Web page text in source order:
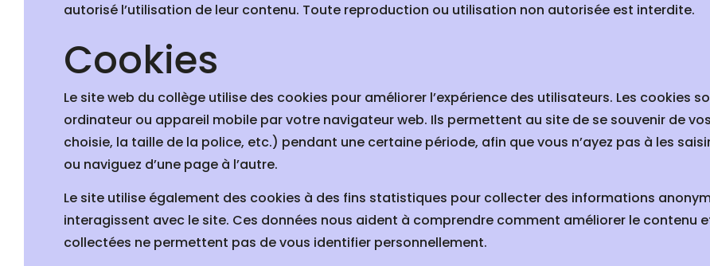
autorisé l’utilisation de leur contenu. Toute reproduction ou utilisation non autorisée est interdite.
Cookies
Le site web du collège utilise des cookies pour améliorer l’expérience des utilisateurs. Les cookies
ordinateur ou appareil mobile par votre navigateur web. Ils permettent au site de se souvenir de
choisie, la taille de la police, etc.) pendant une certaine période, afin que vous n’ayez pas à les
ou naviguez d’une page à l’autre.
Le site utilise également des cookies à des fins statistiques pour collecter des informations
interagissent avec le site. Ces données nous aident à comprendre comment améliorer le contenu
collectées ne permettent pas de vous identifier personnellement.